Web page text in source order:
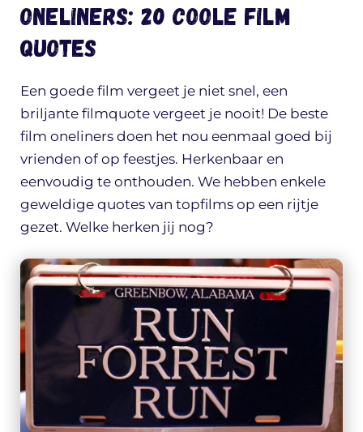
Oneliners: 20 coole film
quotes
Een goede film vergeet je niet snel, een
briljante filmquote vergeet je nooit! De beste
film oneliners doen het nou eenmaal goed bij
vrienden of op feestjes. Herkenbaar en
eenvoudig te onthouden. We hebben enkele
geweldige quotes van topfilms op een rijtje
gezet. Welke herken jij nog?